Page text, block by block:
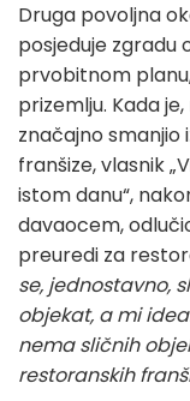
Druga povoljna
posjeduje zgradu
prvobitnom
prizemlju. Kada
značajno
franšize, vlasnik
istom danu“,
davaocem,
preuredi za
se, jednostavno,
objekat, a mi
nema sličnih
restoranskih